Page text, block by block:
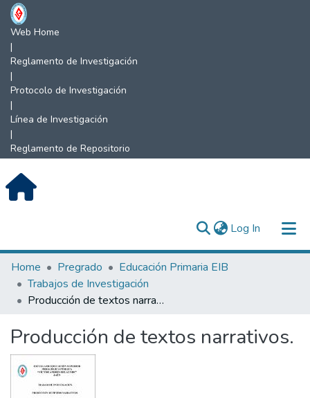
Web Home
|
Reglamento de Investigación
|
Protocolo de Investigación
|
Línea de Investigación
|
Reglamento de Repositorio
Log In (current)
Communities & Collections
All of DSpace
Home Pregrado
Educación Primaria EIB
Trabajos de Investigación
Producción de textos narrativos.
Producción de textos narrativos.